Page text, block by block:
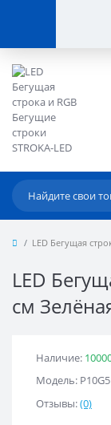
LED Бегущая
LED
см
Наличие:
Модель:
Отзывы:(0)